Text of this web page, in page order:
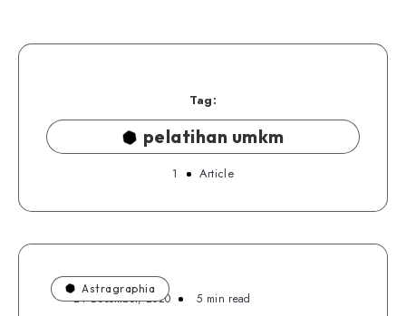
Tag:
pelatihan umkm
1 Article
Astragraphia
24 Desember, 2020 5 min read